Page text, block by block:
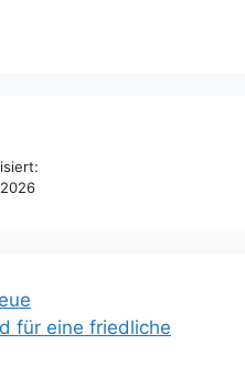
für eine friedliche